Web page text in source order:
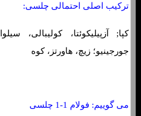
ترکیب اصلی احتمالی چلسی:
کپا; آزپیلیکوئتا، کولیبالی،
جورجینیو؛ زیچ، هاورتز، کوه
می گوییم: فولام 1-1 چلسی